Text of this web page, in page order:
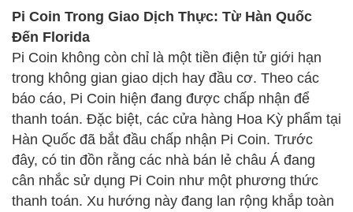
Pi Coin Trong Giao Dịch Thực: Từ Hàn Quốc
Đến Florida
Pi Coin không còn chỉ là một tiền điện tử giới hạn
trong không gian giao dịch hay đầu cơ. Theo các
báo cáo, Pi Coin hiện đang được chấp nhận để
thanh toán. Đặc biệt, các cửa hàng Hoa Kỳ phẩm tại
Hàn Quốc đã bắt đầu chấp nhận Pi Coin. Trước
đây, có tin đồn rằng các nhà bán lẻ châu Á đang
cân nhắc sử dụng Pi Coin như một phương thức
thanh toán. Xu hướng này đang lan rộng khắp toàn